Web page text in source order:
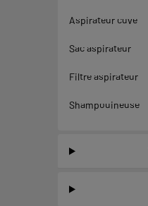
Aspirateur cuve
Sac aspirateur
Filtre aspirateur
Shampouineuse